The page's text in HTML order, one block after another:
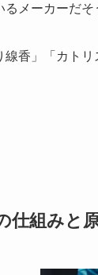
るメーカーだそ
線香」「カト
仕組みと